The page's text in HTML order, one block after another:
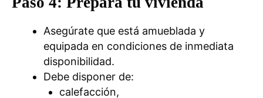
Asegúrate que está amueblada y
equipada en condiciones de inmediata
disponibilidad.
Debe disponer de:
calefacción,